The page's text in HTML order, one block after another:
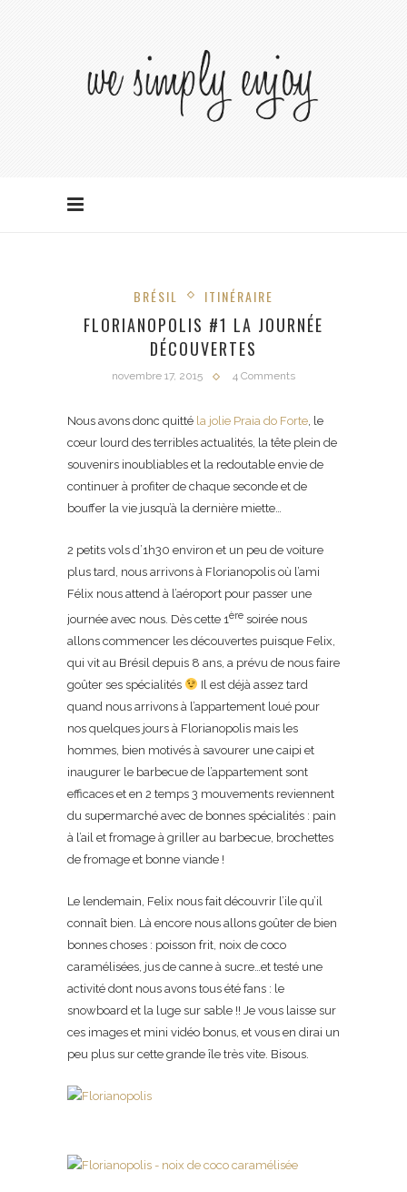
BRÉSIL ITINÉRAIRE
FLORIANOPOLIS #1 LA JOURNÉE
DÉCOUVERTES
novembre 17, 2015 4 Comments
Nous avons donc quitté la jolie Praia do Forte , le
cœur lourd des terribles actualités, la tête plein de
souvenirs inoubliables et la redoutable envie de
continuer à profiter de chaque seconde et de
bouffer la vie jusqu’à la dernière miette…
2 petits vols d’1h30 environ et un peu de voiture
plus tard, nous arrivons à Florianopolis où l’ami
Félix nous attend à l’aéroport pour passer une
journée avec nous. Dès cette 1ère soirée nous
allons commencer les découvertes puisque Felix,
qui vit au Brésil depuis 8 ans, a prévu de nous faire
goûter ses spécialités
Il est déjà assez tard
quand nous arrivons à l’appartement loué pour
nos quelques jours à Florianopolis mais les
hommes, bien motivés à savourer une caipi et
inaugurer le barbecue de l’appartement sont
efficaces et en 2 temps 3 mouvements reviennent
du supermarché avec de bonnes spécialités : pain
à l’ail et fromage à griller au barbecue, brochettes
de fromage et bonne viande !
Le lendemain, Felix nous fait découvrir l’ile qu’il
connaît bien. Là encore nous allons goûter de bien
bonnes choses : poisson frit, noix de coco
caramélisées, jus de canne à sucre…et testé une
activité dont nous avons tous été fans : le
snowboard et la luge sur sable !! Je vous laisse sur
ces images et mini vidéo bonus, et vous en dirai un
peu plus sur cette grande île très vite. Bisous.